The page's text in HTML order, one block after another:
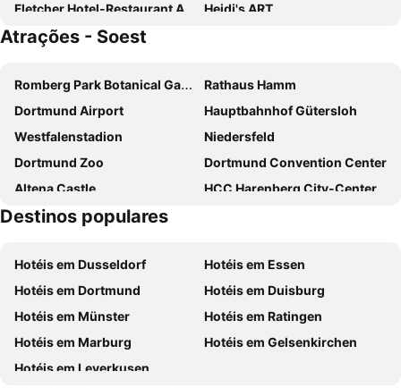
Fletcher Hotel-Restaurant Arnsberg-Sauerland
Heidi's ART
Atrações - Soest
Romberg Park Botanical Gardens
Rathaus Hamm
Dortmund Airport
Hauptbahnhof Gütersloh
Westfalenstadion
Niedersfeld
Dortmund Zoo
Dortmund Convention Center
Altena Castle
HCC Harenberg City-Center
Dortmunder U
GräfteTrödel
Pilgrim-Haus
Bürgerzentrum Alter Schlachthof
Stadthalle Soest
AquaFun Soest
Bahnhof Bad Sassendorf
Hennesee
Golf-Club Gut Neuenhof
Hildfeld
Destinos populares
Hotéis em Dusseldorf
Hotéis em Essen
Hotéis em Dortmund
Hotéis em Duisburg
Hotéis em Münster
Hotéis em Ratingen
Hotéis em Marburg
Hotéis em Gelsenkirchen
Hotéis em Leverkusen